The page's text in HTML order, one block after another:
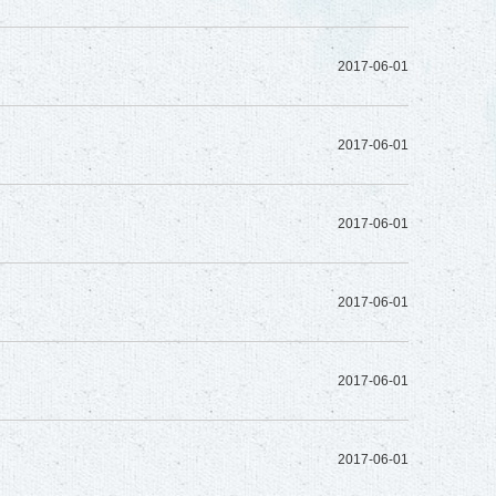
2017-06-01
2017-06-01
2017-06-01
2017-06-01
2017-06-01
2017-06-01